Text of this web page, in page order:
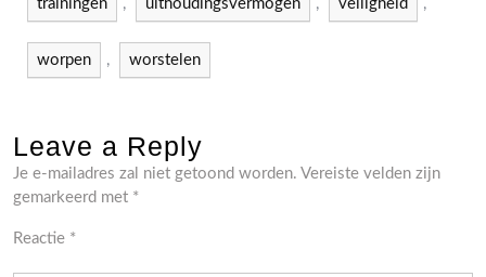
trainingen , uithoudingsvermogen , veiligheid ,
worpen , worstelen
Leave a Reply
Je e-mailadres zal niet getoond worden. Vereiste velden zijn
gemarkeerd met *
Reactie *